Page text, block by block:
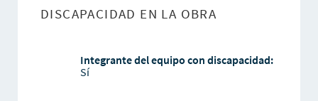
DISCAPACIDAD EN LA OBRA
Integrante del equipo con discapacidad:
Sí